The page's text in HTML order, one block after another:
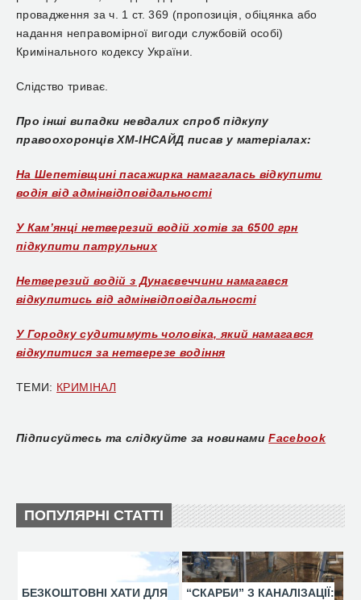
провадження за ч. 1 ст. 369 (пропозиція, обіцянка або
надання неправомірної вигоди службовій особі)
Кримінального кодексу України.
Слідство триває.
Про інші випадки невдалих спроб підкупу
правоохоронців ХМ-ІНСАЙД писав у матеріалах:
На Шепетівщині пасажирка намагалась відкупити
водія від адмінвідповідальності
У Камʼянці нетверезий водій хотів за 6500 грн
підкупити патрульних
Нетверезий водій з Дунаєвеччини намагався
відкупитись від адмінвідповідальності
У Городку судитимуть чоловіка, який намагався
відкупитися за нетверезе водіння
ТЕМИ: КРИМІНАЛ
Підписуйтесь та слідкуйте за новинами Facebook
ПОПУЛЯРНІ СТАТТІ
БЕЗКОШТОВНІ ХАТИ ДЛЯ
“СКАРБИ” З КАНАЛІЗАЦІЇ: